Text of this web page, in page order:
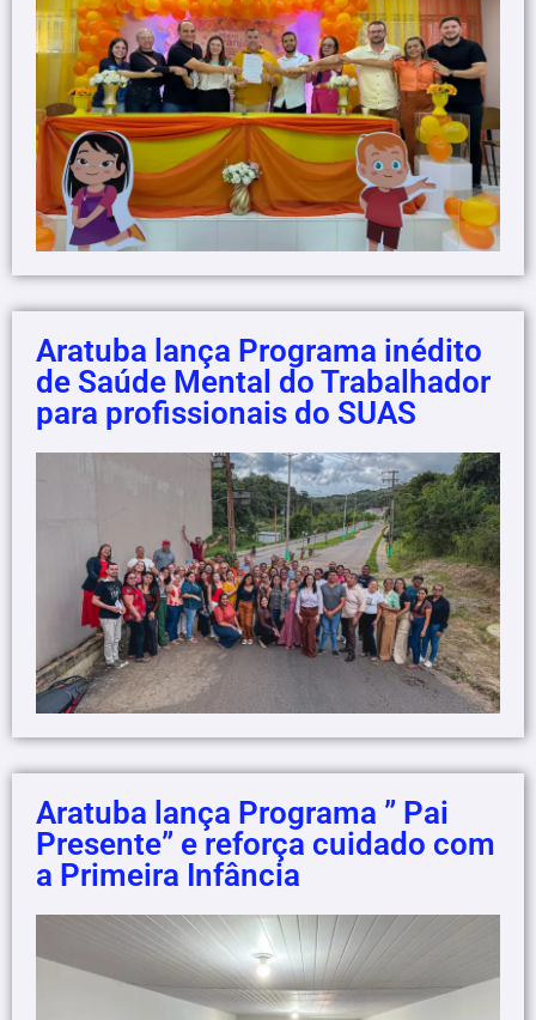
Aratuba lança Programa inédito
de Saúde Mental do Trabalhador
para profissionais do SUAS
Aratuba lança Programa ” Pai
Presente” e reforça cuidado com
a Primeira Infância